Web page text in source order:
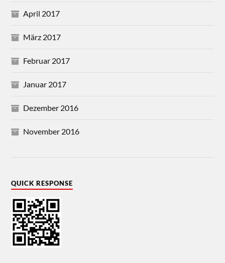
April 2017
März 2017
Februar 2017
Januar 2017
Dezember 2016
November 2016
QUICK RESPONSE